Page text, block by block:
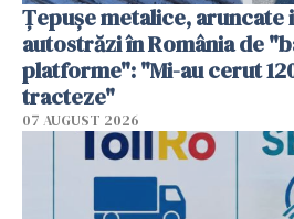
Țepușe metalice, aruncate
autostrăzi în România de
platforme": "Mi-au cerut
tracteze"
07 AUGUST 2026